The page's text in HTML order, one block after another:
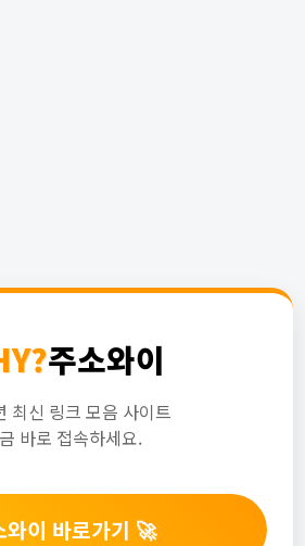
주소와이
최신 링크 모음 사이트
바로 접속하세요.
와이 바로가기 🚀